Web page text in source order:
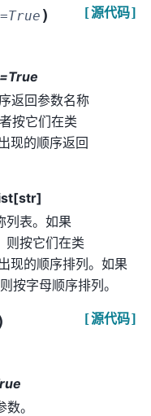
=True ) [源代码]
返回参数名称
按它们在类
现的顺序返回
列表。如果
则按它们在类
现的顺序排列。如果
按字母顺序排列。
[源代码]
。